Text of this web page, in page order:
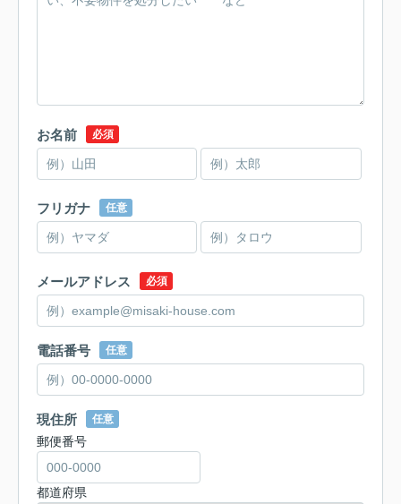
お名前 必須
フリガナ 任意
メールアドレス 必須
電話番号 任意
現住所 任意
郵便番号
都道府県